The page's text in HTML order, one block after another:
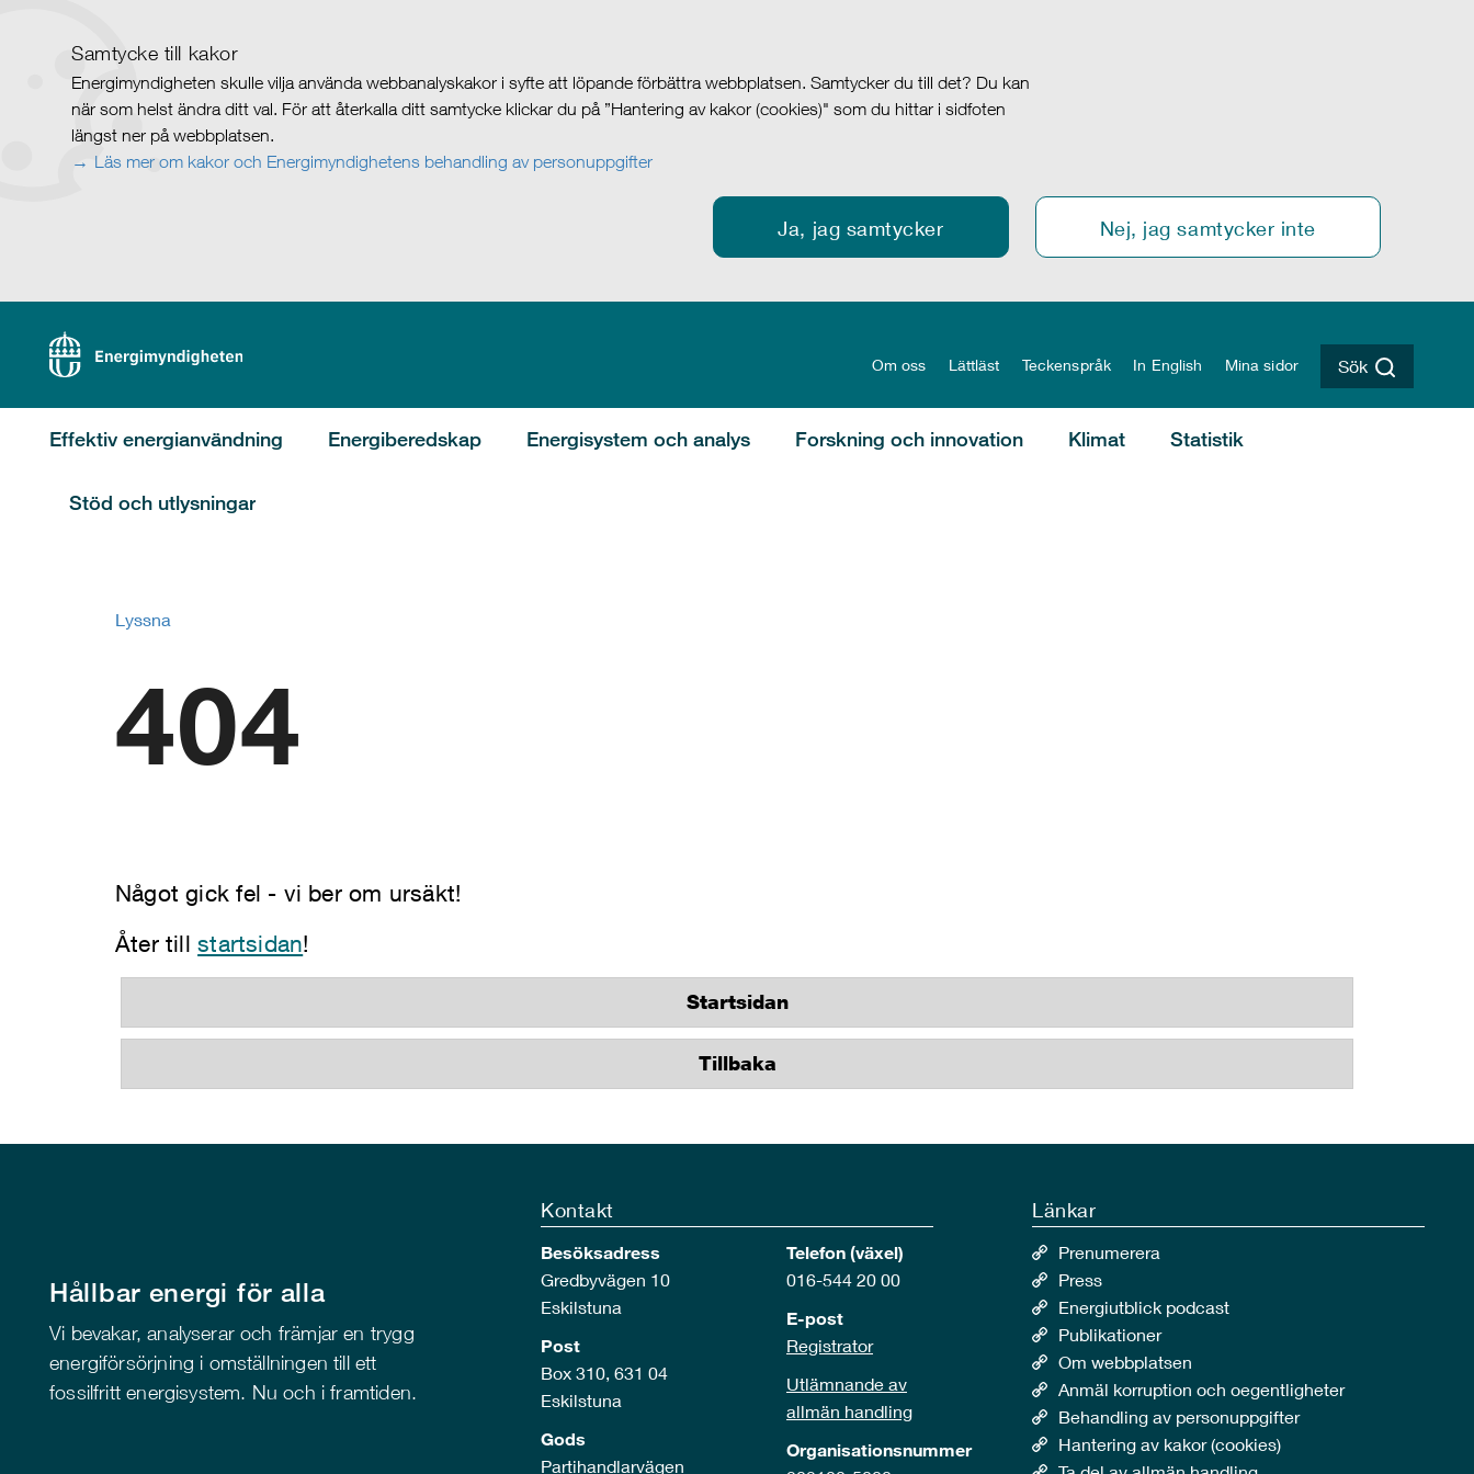
Samtycke till kakor
Energimyndigheten skulle vilja använda webbanalyskakor i syfte att löpande förbättra webbplatsen. Samtycker du till det? Du kan
när som helst ändra ditt val. För att återkalla ditt samtycke klickar du på ”Hantering av kakor (cookies)" som du hittar i sidfoten
längst ner på webbplatsen.
Läs mer om kakor och Energimyndighetens behandling av personuppgifter
Ja, jag samtycker Nej, jag samtycker inte
Om oss Lättläst Teckenspråk In English Mina sidor Sök
Effektiv energianvändning Energiberedskap Energisystem och analys Forskning och innovation Klimat Statistik
Stöd och utlysningar
Lyssna
404
Något gick fel - vi ber om ursäkt!
Åter tillstartsidan!
Startsidan
Tillbaka
Hållbar energi för alla
Vi bevakar, analyserar och främjar en trygg
energiförsörjning i omställningen till ett
fossilfritt energisystem. Nu och i framtiden.
Kontakt
Besöksadress
Gredbyvägen 10
Eskilstuna
Post
Box 310, 631 04
Eskilstuna
Gods
Partihandlarvägen
Telefon (växel)
016-544 20 00
E-post
Registrator
Utlämnande av
allmän handling
Organisationsnummer
Länkar
Prenumerera
Press
Energiutblick podcast
Publikationer
Om webbplatsen
Anmäl korruption och oegentligheter
Behandling av personuppgifter
Hantering av kakor (cookies)